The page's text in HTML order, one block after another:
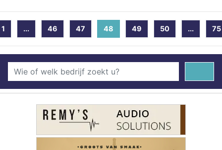
1 ... 46 47 48 (current)
49 50 ... 75